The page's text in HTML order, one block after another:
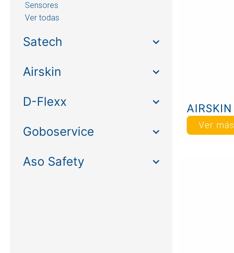
Sensores
Ver todas
Satech
Airskin
D-Flexx
Goboservice
Aso Safety
Ver más